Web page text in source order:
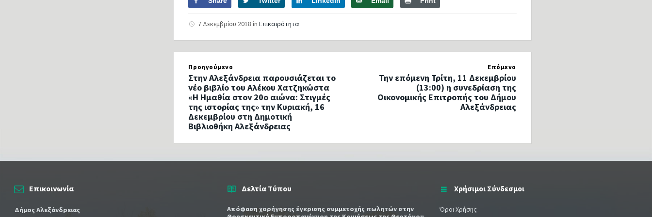
7 Δεκεμβρίου 2018inΕπικαιρότητα
Προηγούμενο
Στην Αλεξάνδρεια παρουσιάζεται το
νέο βιβλίο του Αλέκου Χατζηκώστα
«Η Ημαθία στον 20ο αιώνα: Στιγμές
της ιστορίας της» την Κυριακή, 16
Δεκεμβρίου στη Δημοτική
Βιβλιοθήκη Αλεξάνδρειας
Επόμενο
Την επόμενη Τρίτη, 11 Δεκεμβρίου
(13:00) η συνεδρίαση της
Οικονομικής Επιτροπής του Δήμου
Αλεξάνδρειας
Επικοινωνία
Δήμος Αλεξάνδρειας
Δελτία Τύπου
Απόφαση χορήγησης έγκρισης συμμετοχής πωλητών στην
Χρήσιμοι Σύνδεσμοι
Όροι Χρήσης